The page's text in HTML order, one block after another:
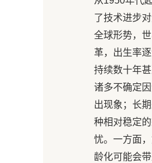
了技术进步
全球形势，
革，出生率
持续数十年
诸多不确定
出现象；长
种相对稳定
忧。一方面
龄化可能会